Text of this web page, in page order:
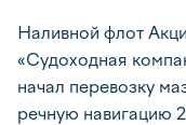
Наливной флот
«Судоходная
начал перевозку
речную навигацию